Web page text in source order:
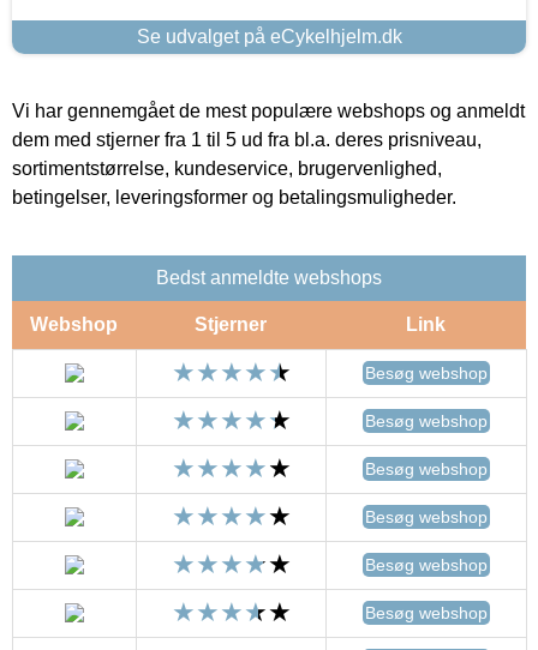
Se udvalget på eCykelhjelm.dk
Vi har gennemgået de mest populære webshops og anmeldt
dem med stjerner fra 1 til 5 ud fra bl.a. deres prisniveau,
sortimentstørrelse, kundeservice, brugervenlighed,
betingelser, leveringsformer og betalingsmuligheder.
Bedst anmeldte webshops
Webshop Stjerner Link
Besøg webshop
Besøg webshop
Besøg webshop
Besøg webshop
Besøg webshop
Besøg webshop